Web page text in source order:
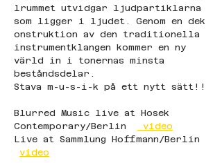
lrummet utvidgar ljudpartiklarna
som ligger i ljudet. Genom en dek
onstruktion av den traditionella
instrumentklangen kommer en ny
värld in i tonernas minsta
beståndsdelar.
Stava m-u-s-i-k på ett nytt sätt!!
Blurred Music live at Hosek
Contemporary/Berlin
video
Live at Sammlung Hoffmann/Berlin
video